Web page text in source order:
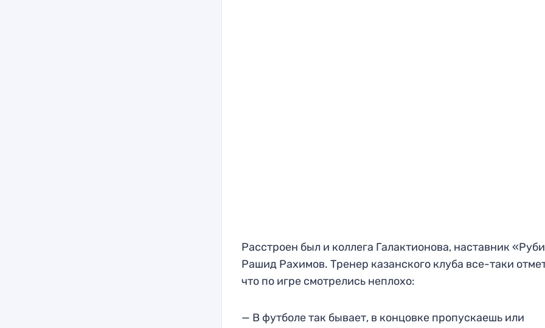
Расстроен был и коллега Галактионова, наставник
Рашид Рахимов. Тренер казанского клуба все-таки
что по игре смотрелись неплохо:
— В футболе так бывает, в концовке пропускаешь или